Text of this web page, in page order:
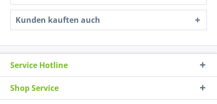
Kunden kauften auch
Service Hotline
Shop Service